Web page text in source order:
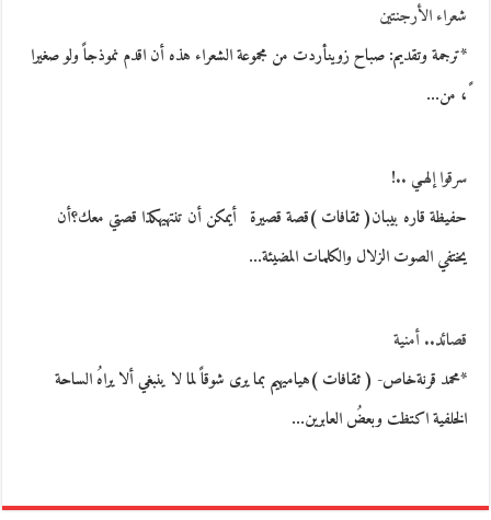
شعراء الأرجنتين
*ترجمة وتقديم: صباح زوينأردت من مجموعة الشعراء هذه أن اقدم نموذجاً ولو صغيرا
ً، من…
سرقوا إلهـي ..!
حفيظة قاره بيبان( ثقافات )قصة قصيرة أيمكن أن تنتهيهكذا قصتي معك؟أن
يختفي الصوت الزلال والكلمات المضيئة…
قصائد.. أمنية
*محمد قرنةخاص- ( ثقافات )هياميهيم بما يرى شوقاً لما لا ينبغي ألا يراهُ الساحة
الخلفية اكتظت وبعضُ العابرين…